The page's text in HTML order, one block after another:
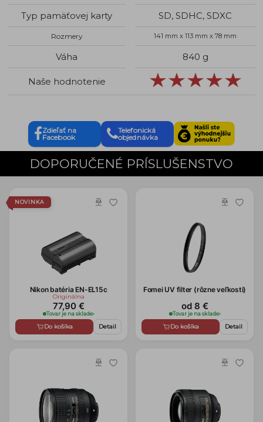
Typ pamäťovej karty SD, SDHC, SDXC
Rozmery 141 mm x 113 mm x 78 mm
Váha 840 g
Naše hodnotenie
Zdieľať na
Facebook
Telefonická
objednávka
DOPORUČENÉ PRÍSLUŠENSTVO
NOVINKA
Nikon batéria EN-EL15c
Originálna
77,90 €
Tovar je na sklade›
Do košíka Detail
Fomei UV filter (rôzne veľkosti)
od 8 €
Tovar je na sklade›
Do košíka Detail